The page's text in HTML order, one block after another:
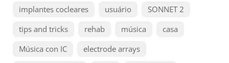
implantes cocleares
usuário
SONNET 2
tips and tricks
rehab música
casa
Música con IC
electrode arrays